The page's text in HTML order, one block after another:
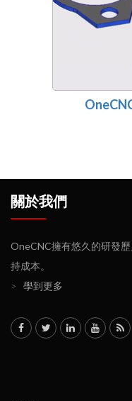
關於我們
OneCNC擁有悠久的研發
持成本。
>
學到更多